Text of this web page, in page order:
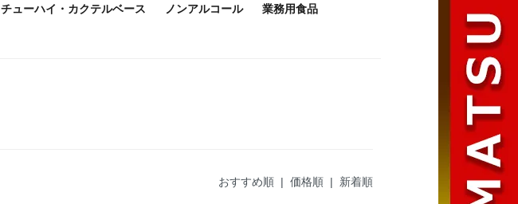
チューハイ・カクテルベース ノンアルコール 業務用食品
おすすめ順 | 価格順 | 新着順